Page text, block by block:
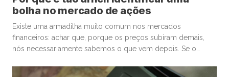
bolha no mercado de ações
Existe uma armadilha muito comum nos mercados
financeiros: achar que, porque os preços subiram demais,
nós necessariamente sabemos o que vem depois. Se o
talvez ainda mais perigoso seja ter certeza absoluta,